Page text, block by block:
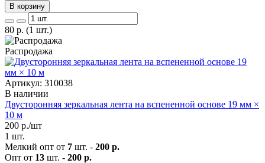
В корзину
80 р. (1 шт.)
Распродажа
Артикул: 310038
В наличии
Двусторонняя зеркальная лента на вспененной основе 19 мм ×
10 м
200 р./шт
1 шт.
Мелкий опт от 7 шт. - 200 р.
Опт от 13 шт. - 200 р.